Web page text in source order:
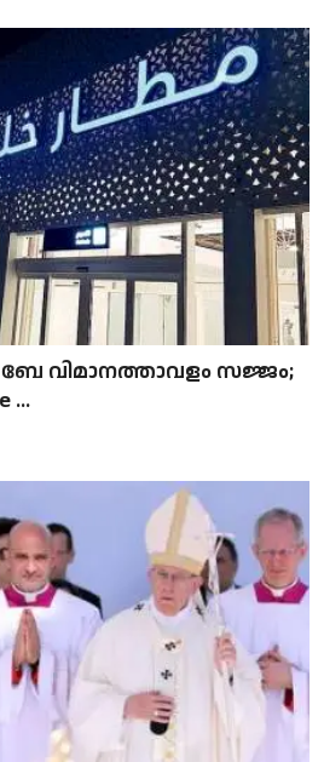
വിമാനത്താവളം സജ്ജം;
...